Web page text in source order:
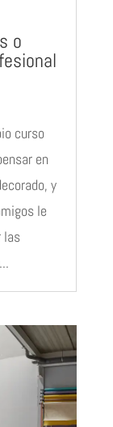
o
curso
en
y
le
las